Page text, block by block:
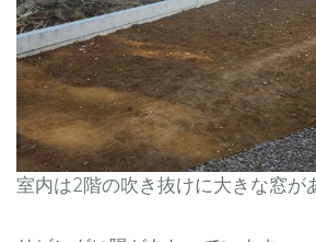
室内は2階の吹き抜けに大きな窓が